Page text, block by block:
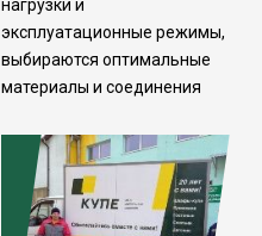
нагрузки и
эксплуатационные режимы,
выбираются оптимальные
материалы и соединения